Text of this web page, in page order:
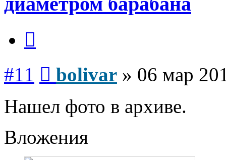
#11 bolivar » 06 мар
Нашел фото в архиве.
Вложения